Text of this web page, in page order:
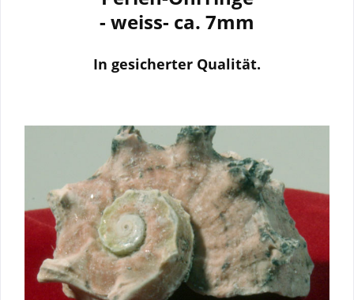
- weiss- ca. 7mm
In gesicherter Qualität.